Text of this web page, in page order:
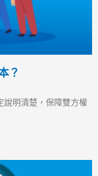
？
說明清楚，保障雙方權